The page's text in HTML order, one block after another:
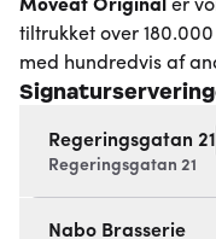
Moveat Original er
tiltrukket over
med hundredvis af
Regeringsgatan 21
Regeringsgatan 21
Nabo Brasserie